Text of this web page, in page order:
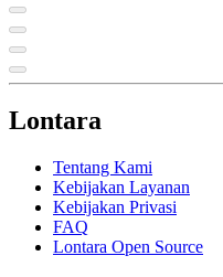
Lontara
Tentang Kami
Kebijakan Layanan
Kebijakan Privasi
FAQ
Lontara Open Source